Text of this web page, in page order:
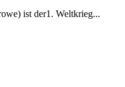
ist der1. Weltkrieg...